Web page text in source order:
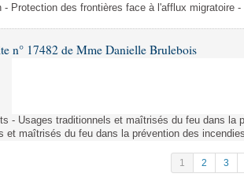
- Protection des frontières face à l'afflux migratoire
n° 17482 de Mme Danielle Brulebois
- Usages traditionnels et maîtrisés du feu dans la
et maîtrisés du feu dans la prévention des
1 2 3